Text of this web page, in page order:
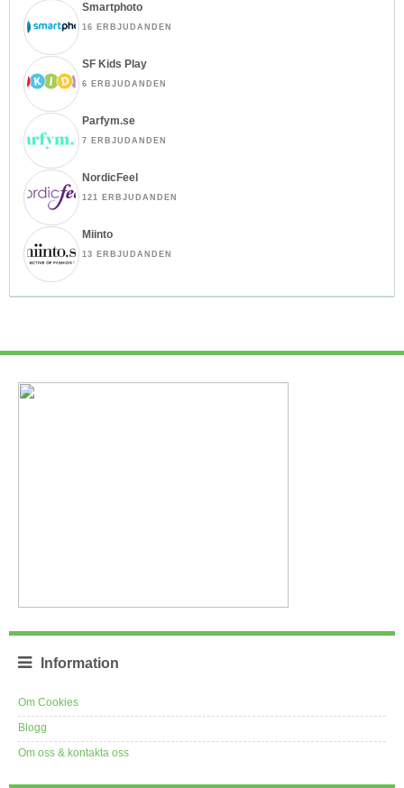
Smartphoto
16 ERBJUDANDEN
SF Kids Play
6 ERBJUDANDEN
Parfym.se
7 ERBJUDANDEN
NordicFeel
121 ERBJUDANDEN
Miinto
13 ERBJUDANDEN
Information
Om Cookies
Blogg
Om oss & kontakta oss